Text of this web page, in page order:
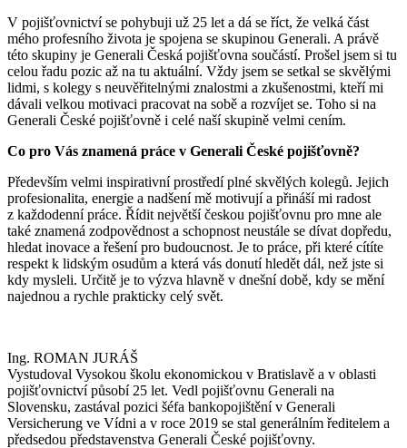
V pojišťovnictví se pohybuji už 25 let a dá se říct, že velká část
mého profesního života je spojena se skupinou Generali. A právě
této skupiny je Generali Česká pojišťovna součástí. Prošel jsem si tu
celou řadu pozic až na tu aktuální. Vždy jsem se setkal se skvělými
lidmi, s kolegy s neuvěřitelnými znalostmi a zkušenostmi, kteří mi
dávali velkou motivaci pracovat na sobě a rozvíjet se. Toho si na
Generali České pojišťovně i celé naší skupině velmi cením.
Co pro Vás znamená práce v Generali České pojišťovně?
Především velmi inspirativní prostředí plné skvělých kolegů. Jejich
profesionalita, energie a nadšení mě motivují a přináší mi radost
z každodenní práce. Řídit největší českou pojišťovnu pro mne ale
také znamená zodpovědnost a schopnost neustále se dívat dopředu,
hledat inovace a řešení pro budoucnost. Je to práce, při které cítíte
respekt k lidským osudům a která vás donutí hledět dál, než jste si
kdy mysleli. Určitě je to výzva hlavně v dnešní době, kdy se mění
najednou a rychle prakticky celý svět.
Ing. ROMAN JURÁŠ
Vystudoval Vysokou školu ekonomickou v Bratislavě a v oblasti
pojišťovnictví působí 25 let. Vedl pojišťovnu Generali na
Slovensku, zastával pozici šéfa bankopojištění v Generali
Versicherung ve Vídni a v roce 2019 se stal generálním ředitelem a
předsedou představenstva Generali České pojišťovny.